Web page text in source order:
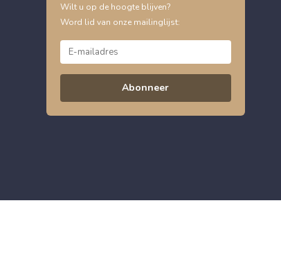
Wilt u op de hoogte blijven?
Word lid van onze mailinglijst:
Abonneer